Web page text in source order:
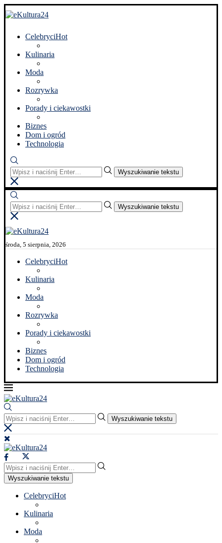
CelebryciHot
Kulinaria
Moda
Rozrywka
Porady i ciekawostki
Biznes
Dom i ogród
Technologia
Wyszukiwanie tekstu
Wyszukiwanie tekstu
środa, 5 sierpnia, 2026
CelebryciHot
Kulinaria
Moda
Rozrywka
Porady i ciekawostki
Biznes
Dom i ogród
Technologia
Wyszukiwanie tekstu
Wyszukiwanie tekstu
CelebryciHot
Kulinaria
Moda